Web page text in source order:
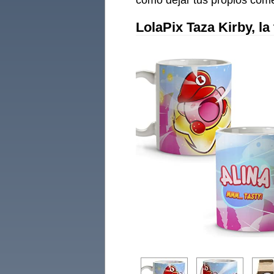
LolaPix Taza Kirby,